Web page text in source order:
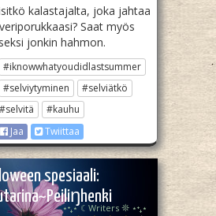
kalastajalta, joka jahtaa
Saat myös
jonkin hahmon.
#iknowwhatyoudidlastsummer
#selviytyminen
#selviätkö
#selvitä
#kauhu
Jaa
Twiittaa
spesiaali:
⋆⁺₊⋆ ☾Writers 𖤓 ⋆⁺₊⋆